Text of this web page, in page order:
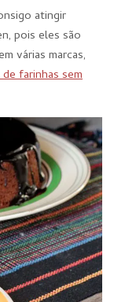
atingir
pois eles são
várias marcas,
farinhas sem